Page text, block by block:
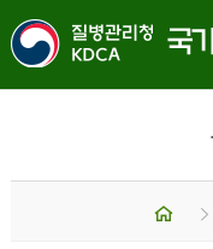
홈